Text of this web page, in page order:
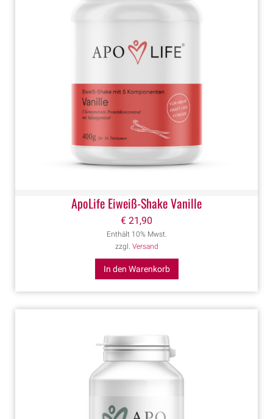
ApoLife Eiweiß-Shake Vanille
€ 21,90
Enthält 10% Mwst.
zzgl. Versand
In den Warenkorb